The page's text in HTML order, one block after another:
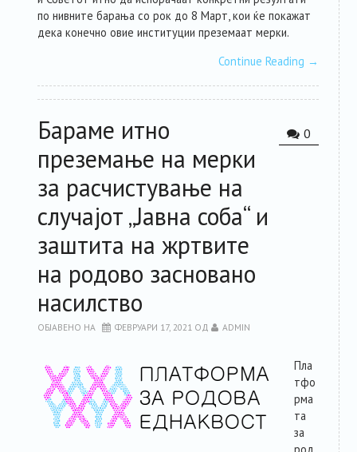
по нивните барања со рок до 8 Март, кои ќе покажат
дека конечно овие институции преземаат мерки.
Continue Reading →
0
Бараме итно
преземање на мерки
за расчистување на
случајот „Јавна соба“ и
заштита на жртвите
на родово засновано
насилство
ОБЈАВЕНО НА ФЕВРУАРИ 17, 2021 ОД ADMIN
Пла
тфо
рма
та
за